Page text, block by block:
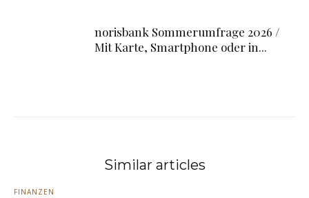
norisbank Sommerumfrage 2026 /
Mit Karte, Smartphone oder in...
Similar articles
FINANZEN